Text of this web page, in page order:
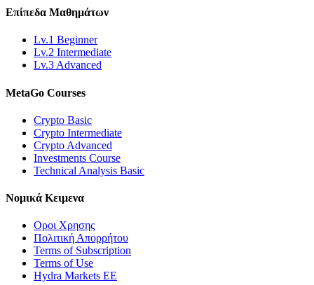
Επίπεδα Μαθημάτων
Lv.1 Beginner
Lv.2 Intermediate
Lv.3 Advanced
MetaGo Courses
Crypto Basic
Crypto Intermediate
Crypto Advanced
Investments Course
Technical Analysis Basic
Νομικά Κειμενα
Οροι Χρησης
Πολιτική Απορρήτου
Terms of Subscription
Terms of Use
Hydra Markets EE